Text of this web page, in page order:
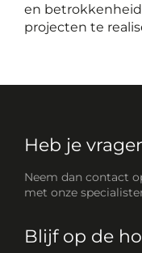
en
projecten te
Heb je
Neem dan contact
met onze
Blijf op de